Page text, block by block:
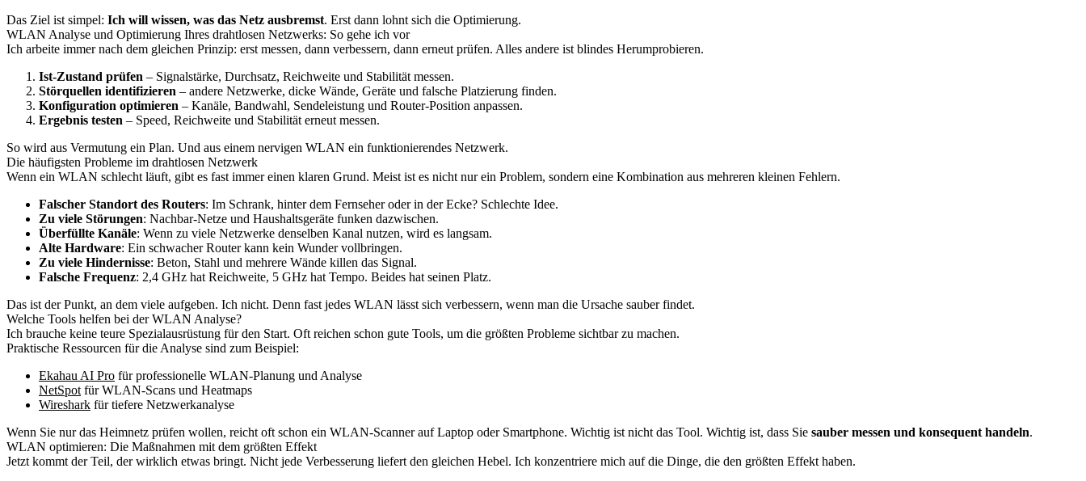
Das Ziel ist simpel: Ich will wissen, was das Netz ausbremst. Erst dann lohnt sich die Optimierung.
WLAN Analyse und Optimierung Ihres drahtlosen Netzwerks: So gehe ich vor
Ich arbeite immer nach dem gleichen Prinzip: erst messen, dann verbessern, dann erneut prüfen. Alles andere ist blindes Herumprobieren.
Ist-Zustand prüfen – Signalstärke, Durchsatz, Reichweite und Stabilität messen.
Störquellen identifizieren – andere Netzwerke, dicke Wände, Geräte und falsche Platzierung finden.
Konfiguration optimieren – Kanäle, Bandwahl, Sendeleistung und Router-Position anpassen.
Ergebnis testen – Speed, Reichweite und Stabilität erneut messen.
So wird aus Vermutung ein Plan. Und aus einem nervigen WLAN ein funktionierendes Netzwerk.
Die häufigsten Probleme im drahtlosen Netzwerk
Wenn ein WLAN schlecht läuft, gibt es fast immer einen klaren Grund. Meist ist es nicht nur ein Problem, sondern eine Kombination aus mehreren kleinen Fehlern.
Falscher Standort des Routers: Im Schrank, hinter dem Fernseher oder in der Ecke? Schlechte Idee.
Zu viele Störungen: Nachbar-Netze und Haushaltsgeräte funken dazwischen.
Überfüllte Kanäle: Wenn zu viele Netzwerke denselben Kanal nutzen, wird es langsam.
Alte Hardware: Ein schwacher Router kann kein Wunder vollbringen.
Zu viele Hindernisse: Beton, Stahl und mehrere Wände killen das Signal.
Falsche Frequenz: 2,4 GHz hat Reichweite, 5 GHz hat Tempo. Beides hat seinen Platz.
Das ist der Punkt, an dem viele aufgeben. Ich nicht. Denn fast jedes WLAN lässt sich verbessern, wenn man die Ursache sauber findet.
Welche Tools helfen bei der WLAN Analyse?
Ich brauche keine teure Spezialausrüstung für den Start. Oft reichen schon gute Tools, um die größten Probleme sichtbar zu machen.
Praktische Ressourcen für die Analyse sind zum Beispiel:
Ekahau AI Pro für professionelle WLAN-Planung und Analyse
NetSpot für WLAN-Scans und Heatmaps
Wireshark für tiefere Netzwerkanalyse
Wenn Sie nur das Heimnetz prüfen wollen, reicht oft schon ein WLAN-Scanner auf Laptop oder Smartphone. Wichtig ist nicht das Tool. Wichtig ist, dass Sie sauber messen und konsequent handeln.
WLAN optimieren: Die Maßnahmen mit dem größten Effekt
Jetzt kommt der Teil, der wirklich etwas bringt. Nicht jede Verbesserung liefert den gleichen Hebel. Ich konzentriere mich auf die Dinge, die den größten Effekt haben.